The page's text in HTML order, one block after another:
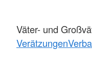
Väter- und
Verätzungen